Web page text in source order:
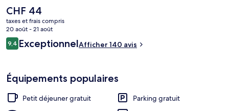
et Théâtre municipal Dr. Losso Netto.
Le
prix
actuel
est
de
CHF 44
taxes et frais compris
20 août - 21 août
Avis
voyageurs
9,49,4 sur 10
ExceptionnelAfficher 140 avis
Équipements populaires
Petit déjeuner gratuit
Parking gratuit